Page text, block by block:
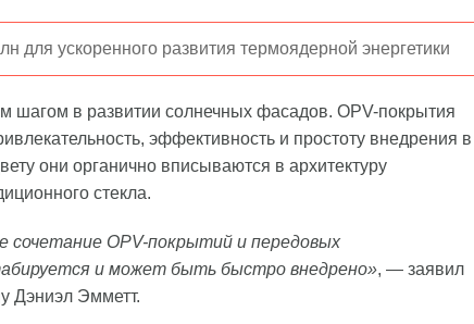
для ускоренного развития термоядерной энергетики
шагом в развитии солнечных фасадов. OPV-покрытия
эффективность и простоту внедрения в
они органично вписываются в архитектуру
стекла.
OPV-покрытий и передовых
и может быть быстро внедрено», — заявил
Дэниэл Эмметт.